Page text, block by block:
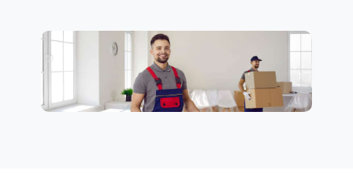
Wolfsberg
Büroumzug